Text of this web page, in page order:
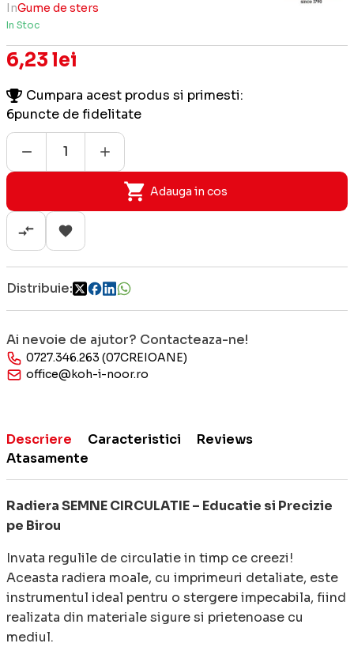
InGume de sters
In Stoc
6,23 lei
Cumpara acest produs si primesti:
6puncte de fidelitate
Adauga in cos
Distribuie:
Ai nevoie de ajutor? Contacteaza-ne!
0727.346.263 (07CREIOANE)
office@koh-i-noor.ro
Descriere Caracteristici
Reviews
Atasamente
Radiera SEMNE CIRCULATIE – Educatie si Precizie
pe Birou
Invata regulile de circulatie in timp ce creezi!
Aceasta radiera moale, cu imprimeuri detaliate, este
instrumentul ideal pentru o stergere impecabila, fiind
realizata din materiale sigure si prietenoase cu
mediul.